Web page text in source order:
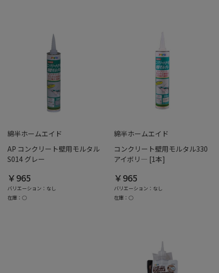
綿半ホームエイド
AP コンクリート壁用モルタル
S014 グレー
￥965
バリエーション：なし
在庫：○
綿半ホームエイド
コンクリート壁用モルタル330
アイボリ― [1本]
￥965
バリエーション：なし
在庫：○